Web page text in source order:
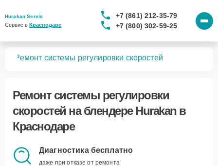
Hurakan Servis
Сервис в Краснодаре
+7 (861) 212-35-79
+7 (800) 302-59-25
Ремонт системы регулировки скоростей
Ремонт системы регулировки
скоростей на блендере Hurakan в
Краснодаре
Диагностика бесплатно
даже при отказе от ремонта